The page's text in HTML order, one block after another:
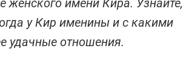
женского имени Кира. Узнайте,
у Кир именины и с какими
удачные отношения.